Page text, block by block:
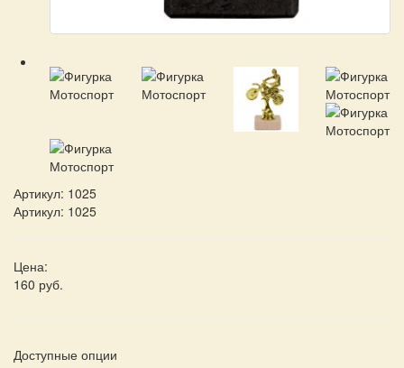
Артикул: 1025
Артикул: 1025
Цена:
160 руб.
Доступные опции